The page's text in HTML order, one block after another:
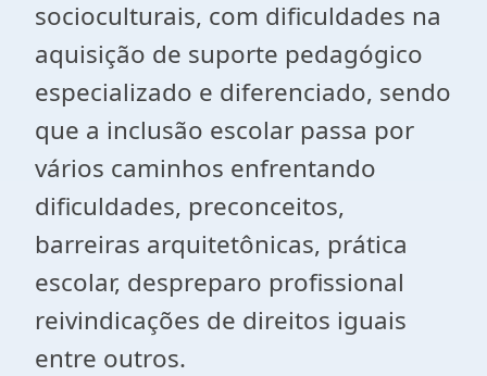
socioculturais, com dificuldades na
aquisição de suporte pedagógico
especializado e diferenciado, sendo
que a inclusão escolar passa por
vários caminhos enfrentando
dificuldades, preconceitos,
barreiras arquitetônicas, prática
escolar, despreparo profissional
reivindicações de direitos iguais
entre outros.